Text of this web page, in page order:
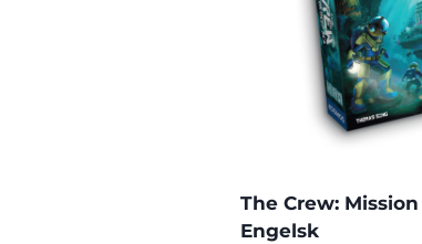
The Crew:
Engelsk